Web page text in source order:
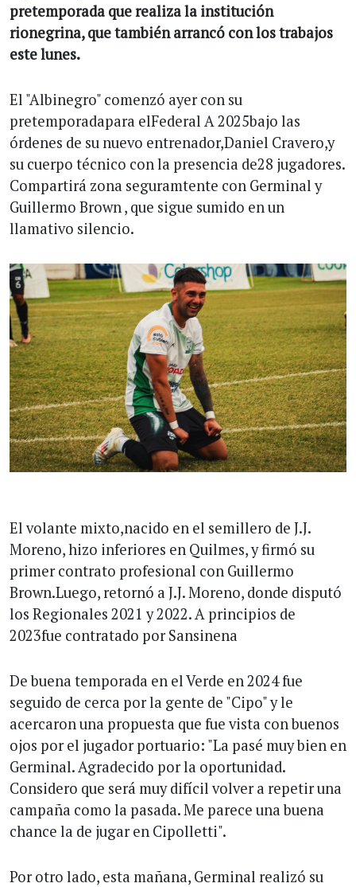
pretemporada que realiza la institución
rionegrina, que también arrancó con los trabajos
este lunes.
El "Albinegro" comenzó ayer con su
pretemporadapara elFederal A 2025bajo las
órdenes de su nuevo entrenador,Daniel Cravero,y
su cuerpo técnico con la presencia de28 jugadores.
Compartirá zona seguramtente con Germinal y
Guillermo Brown , que sigue sumido en un
llamativo silencio.
El volante mixto,nacido en el semillero de J.J.
Moreno, hizo inferiores en Quilmes, y firmó su
primer contrato profesional con Guillermo
Brown.Luego, retornó a J.J. Moreno, donde disputó
los Regionales 2021 y 2022. A principios de
2023fue contratado por Sansinena
De buena temporada en el Verde en 2024 fue
seguido de cerca por la gente de "Cipo" y le
acercaron una propuesta que fue vista con buenos
ojos por el jugador portuario: "La pasé muy bien en
Germinal. Agradecido por la oportunidad.
Considero que será muy difícil volver a repetir una
campaña como la pasada. Me parece una buena
chance la de jugar en Cipolletti".
Por otro lado, esta mañana, Germinal realizó su